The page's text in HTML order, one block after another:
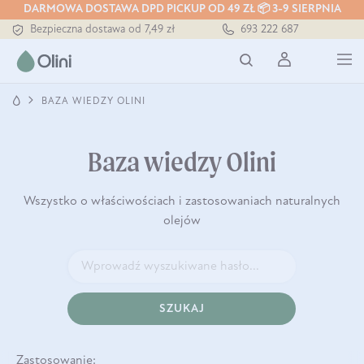
DARMOWA DOSTAWA DPD PICKUP OD 49 ZŁ 📦 3-9 SIERPNIA
Bezpieczna dostawa od 7,49 zł
Darmowa dostawa od 199 zł
Tłoczony zawsze na zimno
693 222 687
BAZA WIEDZY OLINI
Baza wiedzy Olini
Wszystko o właściwościach i zastosowaniach naturalnych
olejów
SZUKAJ
Zastosowanie: